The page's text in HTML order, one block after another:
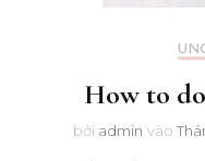
How to
bởi admin vào